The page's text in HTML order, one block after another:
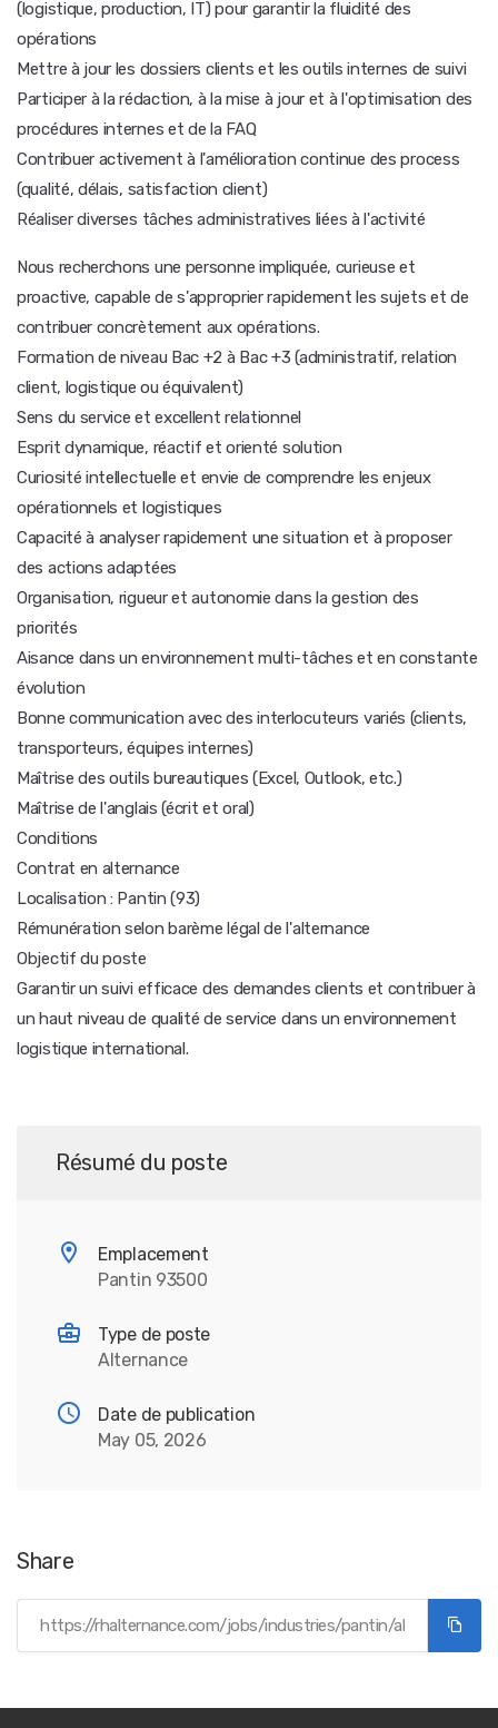
(logistique, production, IT) pour garantir la fluidité des
opérations
Mettre à jour les dossiers clients et les outils internes de suivi
Participer à la rédaction, à la mise à jour et à l'optimisation des
procédures internes et de la FAQ
Contribuer activement à l'amélioration continue des process
(qualité, délais, satisfaction client)
Réaliser diverses tâches administratives liées à l'activité
Nous recherchons une personne impliquée, curieuse et
proactive, capable de s'approprier rapidement les sujets et de
contribuer concrètement aux opérations.
Formation de niveau Bac +2 à Bac +3 (administratif, relation
client, logistique ou équivalent)
Sens du service et excellent relationnel
Esprit dynamique, réactif et orienté solution
Curiosité intellectuelle et envie de comprendre les enjeux
opérationnels et logistiques
Capacité à analyser rapidement une situation et à proposer
des actions adaptées
Organisation, rigueur et autonomie dans la gestion des
priorités
Aisance dans un environnement multi-tâches et en constante
évolution
Bonne communication avec des interlocuteurs variés (clients,
transporteurs, équipes internes)
Maîtrise des outils bureautiques (Excel, Outlook, etc.)
Maîtrise de l'anglais (écrit et oral)
Conditions
Contrat en alternance
Localisation : Pantin (93)
Rémunération selon barème légal de l'alternance
Objectif du poste
Garantir un suivi efficace des demandes clients et contribuer à
un haut niveau de qualité de service dans un environnement
logistique international.
Résumé du poste
Emplacement
Pantin 93500
Type de poste
Alternance
Date de publication
May 05, 2026
Share